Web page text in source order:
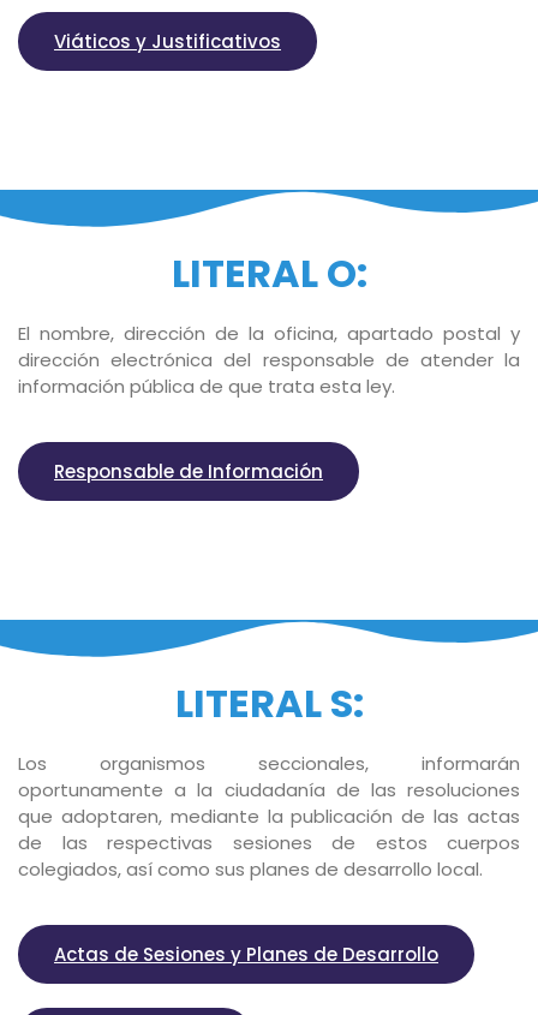
Viáticos y Justificativos
LITERAL O:
El nombre, dirección de la oficina, apartado postal y
dirección electrónica del responsable de atender la
información pública de que trata esta ley.
Responsable de Información
LITERAL S:
Los organismos seccionales, informarán
oportunamente a la ciudadanía de las resoluciones
que adoptaren, mediante la publicación de las actas
de las respectivas sesiones de estos cuerpos
colegiados, así como sus planes de desarrollo local.
Actas de Sesiones y Planes de Desarrollo